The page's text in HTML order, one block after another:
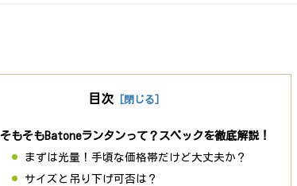
目次
そもそもBatoneランタンって？スペックを徹底解説！
まずは光量！手頃な価格帯だけど大丈夫か？
サイズと吊り下げ可否は？